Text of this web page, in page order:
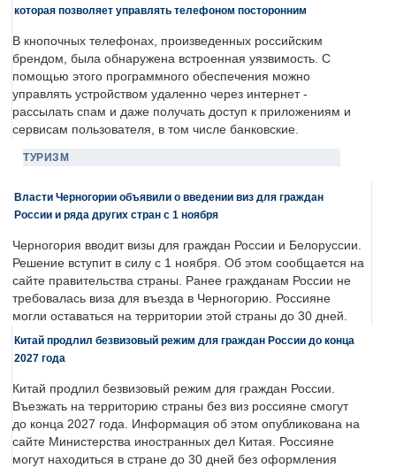
которая позволяет управлять телефоном посторонним
В кнопочных телефонах, произведенных российским
брендом, была обнаружена встроенная уязвимость. С
помощью этого программного обеспечения можно
управлять устройством удаленно через интернет -
рассылать спам и даже получать доступ к приложениям и
сервисам пользователя, в том числе банковские.
ТУРИЗМ
Власти Черногории объявили о введении виз для граждан
России и ряда других стран с 1 ноября
Черногория вводит визы для граждан России и Белоруссии.
Решение вступит в силу с 1 ноября. Об этом сообщается на
сайте правительства страны. Ранее гражданам России не
требовалась виза для въезда в Черногорию. Россияне
могли оставаться на территории этой страны до 30 дней.
Китай продлил безвизовый режим для граждан России до конца
2027 года
Китай продлил безвизовый режим для граждан России.
Въезжать на территорию страны без виз россияне смогут
до конца 2027 года. Информация об этом опубликована на
сайте Министерства иностранных дел Китая. Россияне
могут находиться в стране до 30 дней без оформления